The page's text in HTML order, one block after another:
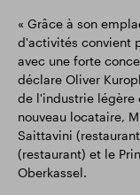
« Grâce à son
d'activités convient
avec une forte
déclare Oliver
de l'industrie légère
nouveau locataire,
Saittavini
(restaurant) et le
Oberkassel.